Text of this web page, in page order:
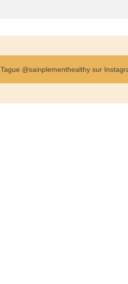
Tague @sainplementhealthy sur